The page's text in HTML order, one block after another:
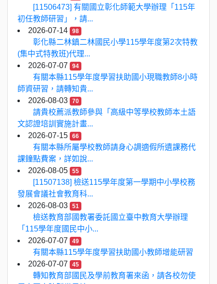
[11506473] 有關國立彰化師範大學辦理「115年
初任教師研習」，請...
2026-07-14
98
彰化縣二林鎮二林國民小學115學年度第2次特教
(集中式特教班)代理...
2026-07-07
94
有關本縣115學年度學習扶助國小現職教師8小時
師資研習，請轉知貴...
2026-08-03
70
請貴校薦派教師參與「高級中等學校教師本土語
文認證培訓實施計畫...
2026-07-15
66
有關本縣所屬學校教師請身心調適假所遺課務代
課鐘點費案，詳如說...
2026-08-05
55
[11507138] 檢送115學年度第一學期中小學校務
發展會議社會教育科...
2026-08-03
51
檢送教育部國教署委託國立臺中教育大學辦理
「115學年度國民中小...
2026-07-07
49
有關本縣115學年度學習扶助國小教師增能研習
2026-07-07
45
轉知教育部國民及學前教育署來函，請各校勿使